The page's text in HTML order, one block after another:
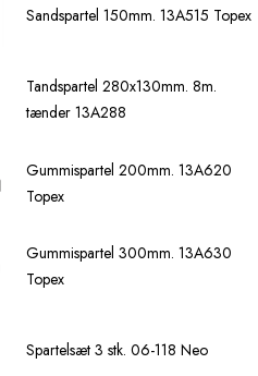
Sandspartel 150mm. 13A515 Topex
Tandspartel 280x130mm. 8m.
tænder 13A288
Gummispartel 200mm. 13A620
Topex
Gummispartel 300mm. 13A630
Topex
Spartelsæt 3 stk. 06-118 Neo